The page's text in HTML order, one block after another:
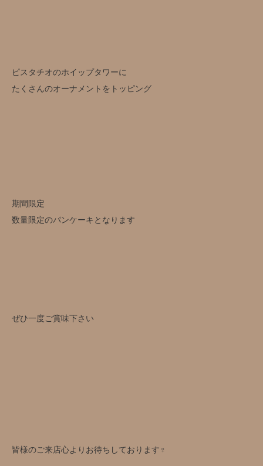
ピスタチオのホイップタワーに
たくさんのオーナメントをトッピング
期間限定
数量限定のパンケーキとなります
ぜひ一度ご賞味下さい
皆様のご来店心よりお待ちしております‍♀️